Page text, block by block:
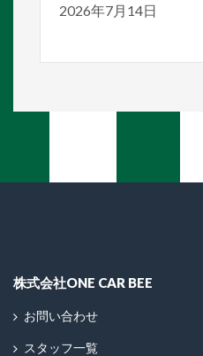
2026年7月14日
株式会社ONE CAR BEE
お問い合わせ
スタッフ一覧